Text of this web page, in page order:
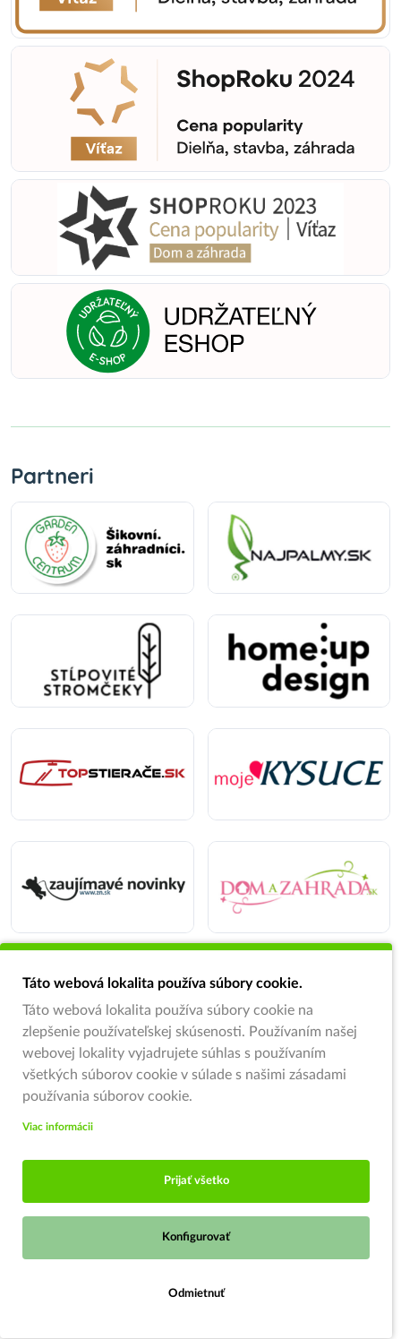
Partneri
Táto webová lokalita používa súbory cookie.
Táto webová lokalita používa súbory cookie na
zlepšenie používateľskej skúsenosti. Používaním našej
webovej lokality vyjadrujete súhlas s používaním
všetkých súborov cookie v súlade s našimi zásadami
používania súborov cookie.
Viac informácii
Prijať všetko
Konfigurovať
Odmietnuť